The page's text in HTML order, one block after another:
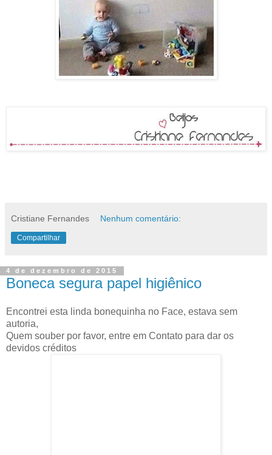
Cristiane Fernandes Nenhum comentário:
Compartilhar
4 de dezembro de 2015
Boneca segura papel higiênico
Encontrei esta linda bonequinha no Face, estava sem
autoria,
Quem souber por favor, entre em Contato para dar os
devidos créditos